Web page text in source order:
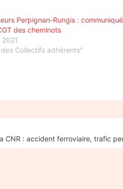
Perpignan-Rungis :
des cheminots
Collectifs adhérents"